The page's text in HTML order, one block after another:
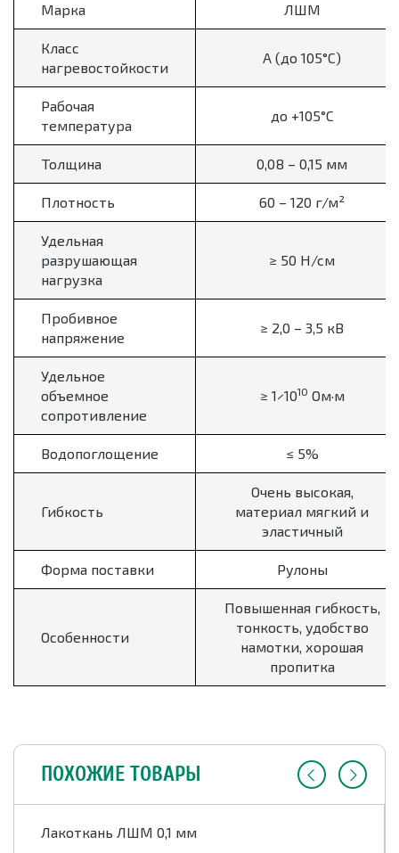
Марка ЛШМ
Класс
нагревостойкости
A (до 105°C)
Рабочая
температура
до +105°C
Толщина 0,08 – 0,15 мм
Плотность 60 – 120 г/м²
Удельная
разрушающая
нагрузка
≥ 50 Н/см
Пробивное
напряжение
≥ 2,0 – 3,5 кВ
Удельное
объемное
сопротивление
≥ 1×1010 Ом·м
Водопоглощение ≤ 5%
Гибкость
Очень высокая,
материал мягкий и
эластичный
Форма поставки Рулоны
Особенности
Повышенная гибкость,
тонкость, удобство
намотки, хорошая
пропитка
ПОХОЖИЕ ТОВАРЫ
Лакоткань ЛШМ 0,1 мм